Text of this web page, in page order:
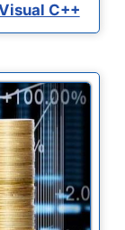
C++